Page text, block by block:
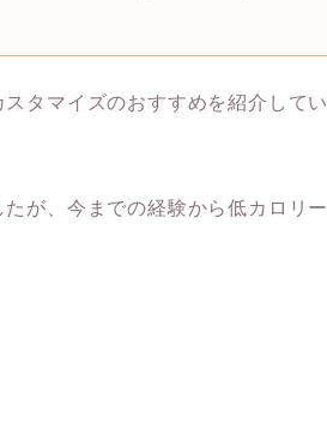
タマイズのおすすめを紹介してい
が、今までの経験から低カロリー